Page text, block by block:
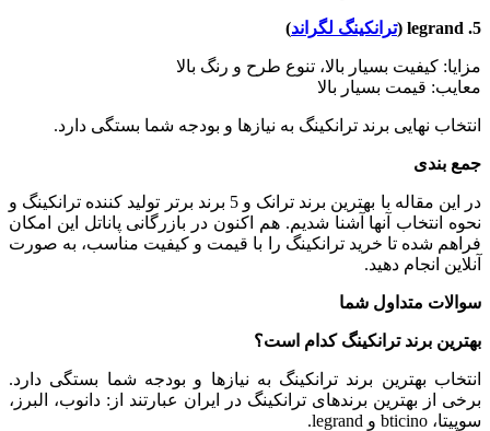
5. legrand ( ترانکینگ لگراند)
مزایا: کیفیت بسیار بالا، تنوع طرح و رنگ بالا
معایب: قیمت بسیار بالا
انتخاب نهایی برند ترانکینگ به نیازها و بودجه شما بستگی دارد.
جمع بندی
در این مقاله با بهترین برند ترانک و 5 برند برتر تولید کننده ترانکینگ و
نحوه انتخاب آنها آشنا شدیم. هم اکنون در بازرگانی پاناتل این امکان
فراهم شده تا خرید ترانکینگ را با قیمت و کیفیت مناسب، به صورت
آنلاین انجام دهید.
سوالات متداول شما
بهترین برند ترانکینگ کدام است؟
انتخاب بهترین برند ترانکینگ به نیازها و بودجه شما بستگی دارد.
برخی از بهترین برندهای ترانکینگ در ایران عبارتند از: دانوب، البرز،
سوپیتا، bticino و legrand.